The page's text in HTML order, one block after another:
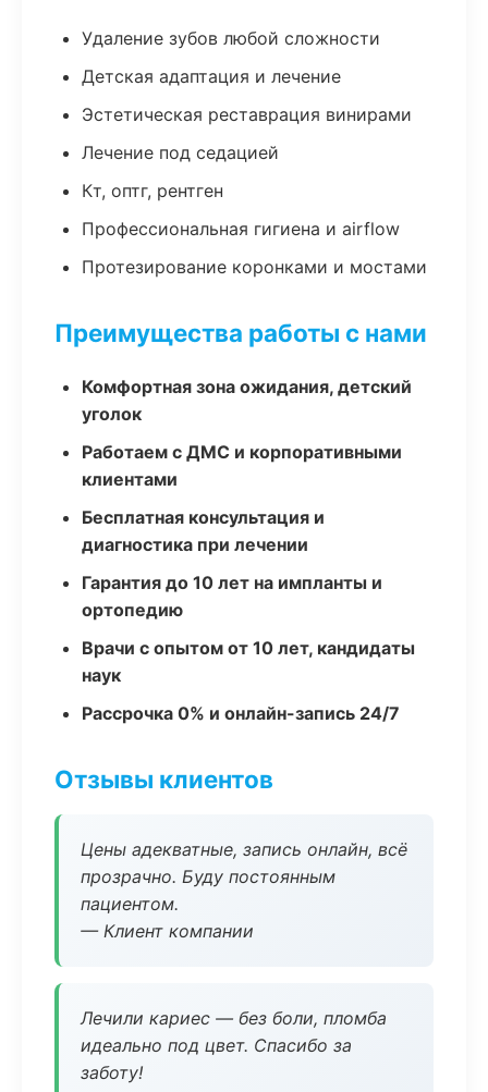
Удаление зубов любой сложности
Детская адаптация и лечение
Эстетическая реставрация винирами
Лечение под седацией
Кт, оптг, рентген
Профессиональная гигиена и airflow
Протезирование коронками и мостами
Преимущества работы с нами
Комфортная зона ожидания, детский
уголок
Работаем с ДМС и корпоративными
клиентами
Бесплатная консультация и
диагностика при лечении
Гарантия до 10 лет на импланты и
ортопедию
Врачи с опытом от 10 лет, кандидаты
наук
Рассрочка 0% и онлайн-запись 24/7
Отзывы клиентов
Цены адекватные, запись онлайн, всё
прозрачно. Буду постоянным
пациентом.
— Клиент компании
Лечили кариес — без боли, пломба
идеально под цвет. Спасибо за
заботу!